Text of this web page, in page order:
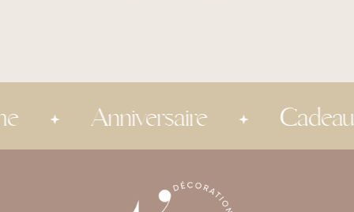
Anniversaire Cadeau